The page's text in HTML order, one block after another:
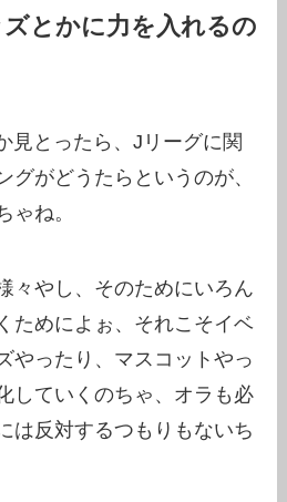
とかに力を入れるの
見とったら、Jリーグに関
グがどうたらというのが、
ゃね。
々やし、そのためにいろん
ためによぉ、それこそイベ
やったり、マスコットやっ
していくのちゃ、オラも必
は反対するつもりもないち